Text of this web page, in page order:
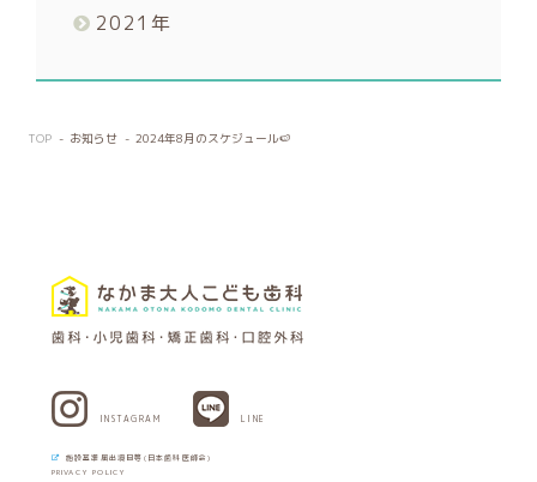
2021 年
TOP お知らせ 2024年8月のスケジュール🍉
INSTAGRAM LINE
施設基準届出項目等(日本歯科医師会)
PRIVACY POLICY